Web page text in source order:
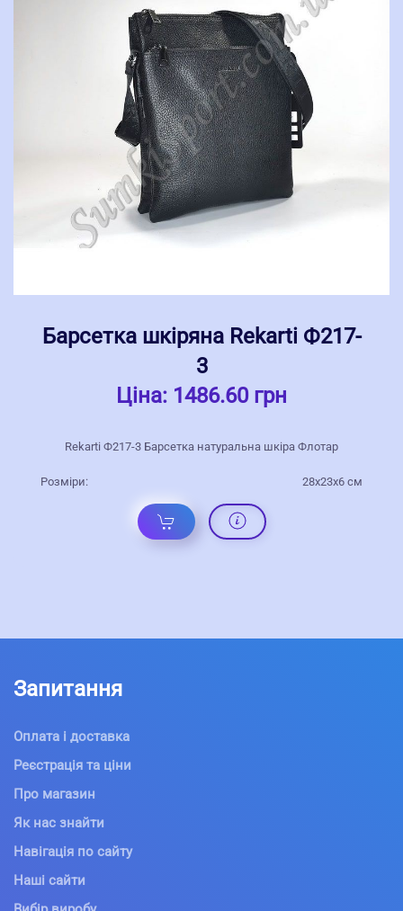
Барсетка шкіряна Rekarti Ф217-
3
Ціна: 1486.60 грн
Rekarti Ф217-3 Барсетка натуральна шкіра Флотар
Розміри: 28х23х6 см
Запитання
Оплата і доставка
Реєстрація та ціни
Про магазин
Як нас знайти
Навігація по сайту
Наші сайти